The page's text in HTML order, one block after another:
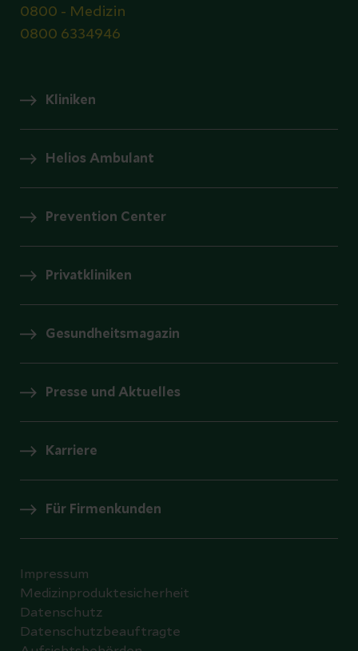
0800 - Medizin
0800 6334946
Kliniken
Helios Ambulant
Prevention Center
Privatkliniken
Gesundheitsmagazin
Presse und Aktuelles
Karriere
Für Firmenkunden
Impressum
Medizinproduktesicherheit
Datenschutz
Datenschutzbeauftragte